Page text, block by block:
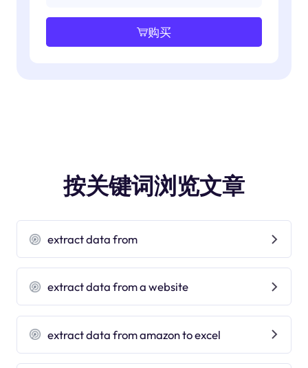
购买
按关键词浏览文章
extract data from
extract data from a website
extract data from amazon to excel